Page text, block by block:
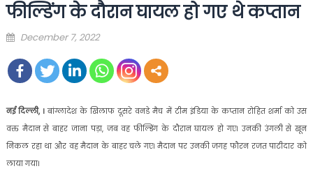
फील्डिंग के दौरान घायल हो गए थे कप्तान
Posted
December 7, 2022
नई दिल्ली, । बांग्लादेश के खिलाफ दूसरे वनडे मैच में टीम इंडिया के कप्तान रोहित शर्मा को उस
वक्त मैदान से बाहर जाना पड़ा, जब वह फील्डिंग के दौरान घायल हो गए। उनकी उंगली से खून
निकल रहा था और वह मैदान के बाहर चले गए। मैदान पर उनकी जगह फौरन रजत पाटीदार को
लाया गया।